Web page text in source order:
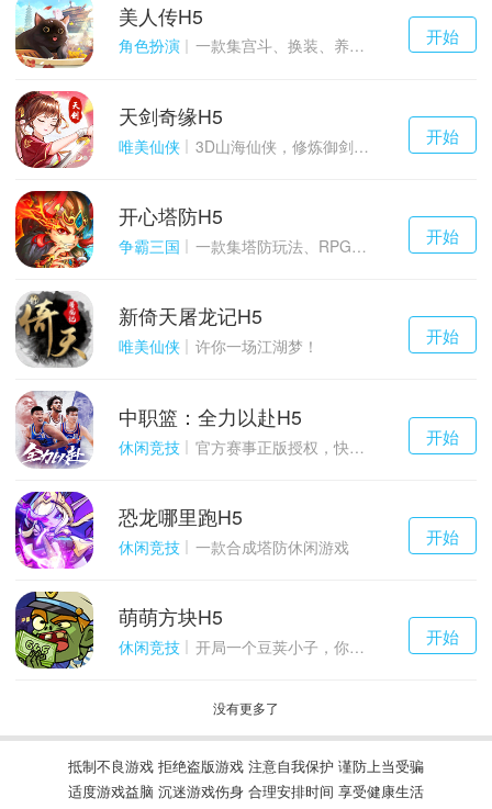
千百度h5
游戏
开始
美人传H5
角色扮演 一款集宫斗、换装、养成等于一体的古装宫廷恋爱手游
千百度h5
游戏
开始
天剑奇缘H5
唯美仙侠 3D山海仙侠，修炼御剑情缘
千百度h5
游戏
开始
开心塔防H5
争霸三国 一款集塔防玩法、RPG策略、卡牌养成于一体的轻度H5游戏
千百度h5
游戏
开始
新倚天屠龙记H5
唯美仙侠 许你一场江湖梦！
千百度h5
游戏
开始
中职篮：全力以赴H5
休闲竞技 官方赛事正版授权，快来打造属于自己的传奇吧~
千百度h5
游戏
开始
恐龙哪里跑H5
休闲竞技 一款合成塔防休闲游戏
千百度h5
游戏
开始
萌萌方块H5
休闲竞技 开局一个豆荚小子，你能坚持到几关？
没有更多了
抵制不良游戏 拒绝盗版游戏 注意自我保护 谨防上当受骗
适度游戏益脑 沉迷游戏伤身 合理安排时间 享受健康生活